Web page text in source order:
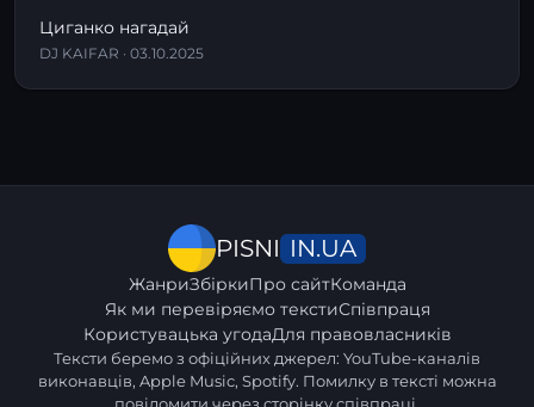
Циганко нагадай
DJ KAIFAR · 03.10.2025
PISNI IN.UA
ЖанриЗбіркиПро сайтКоманда
Як ми перевіряємо текстиСпівпраця
Користувацька угодаДля правовласників
Тексти беремо з офіційних джерел: YouTube-каналів
виконавців, Apple Music, Spotify. Помилку в тексті можна